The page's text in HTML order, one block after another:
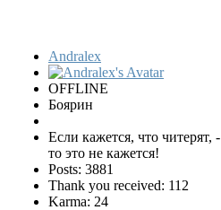
Andralex
OFFLINE
Боярин
Если кажется, что читерят, -
то это не кажется!
Posts: 3881
Thank you received: 112
Karma: 24